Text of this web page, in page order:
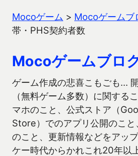
Mocoゲーム > Mocoゲームブ
帯・PHS契約者数
Mocoゲームブロ
ゲーム作成の悲喜こもごも…
（無料ゲーム多数）に関する
マホのこと、公式ストア（
Store）でのアプリ公開のこ
のこと、更新情報などをアッ
ケー時代からかれこれ20年以